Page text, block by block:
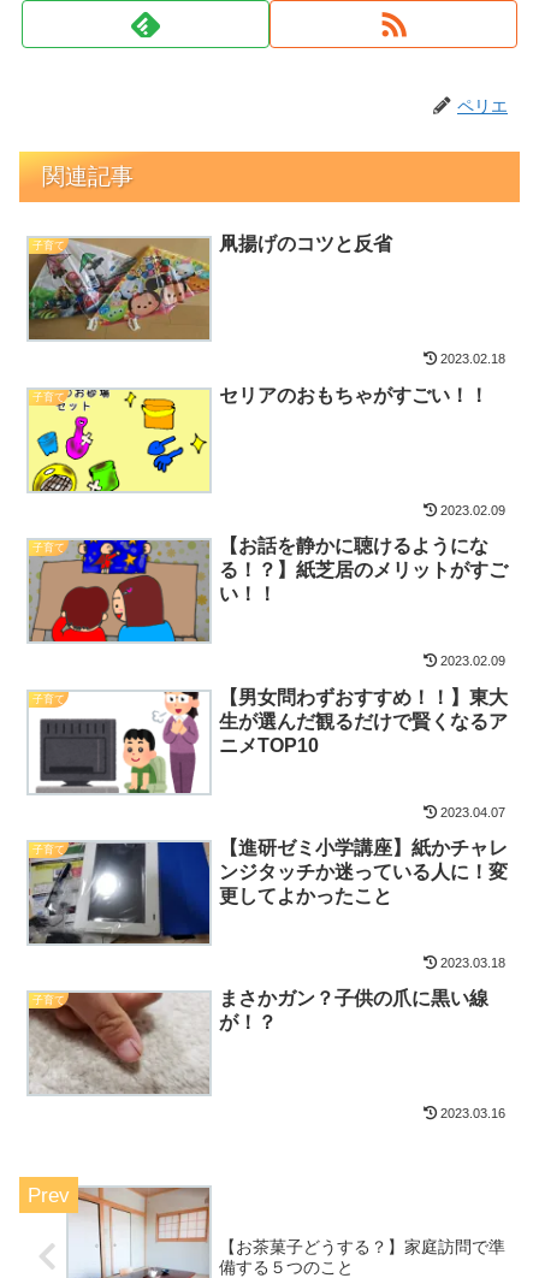
ペリエ
関連記事
子育て 凧揚げのコツと反省
2023.02.18
子育て セリアのおもちゃがすごい！！
2023.02.09
子育て
【お話を静かに聴けるようにな
る！？】紙芝居のメリットがすご
い！！
2023.02.09
子育て
【男女問わずおすすめ！！】東大
生が選んだ観るだけで賢くなるア
ニメTOP10
2023.04.07
子育て
【進研ゼミ小学講座】紙かチャレ
ンジタッチか迷っている人に！変
更してよかったこと
2023.03.18
子育て
まさかガン？子供の爪に黒い線
が！？
2023.03.16
【お茶菓子どうする？】家庭訪問で準
備する５つのこと